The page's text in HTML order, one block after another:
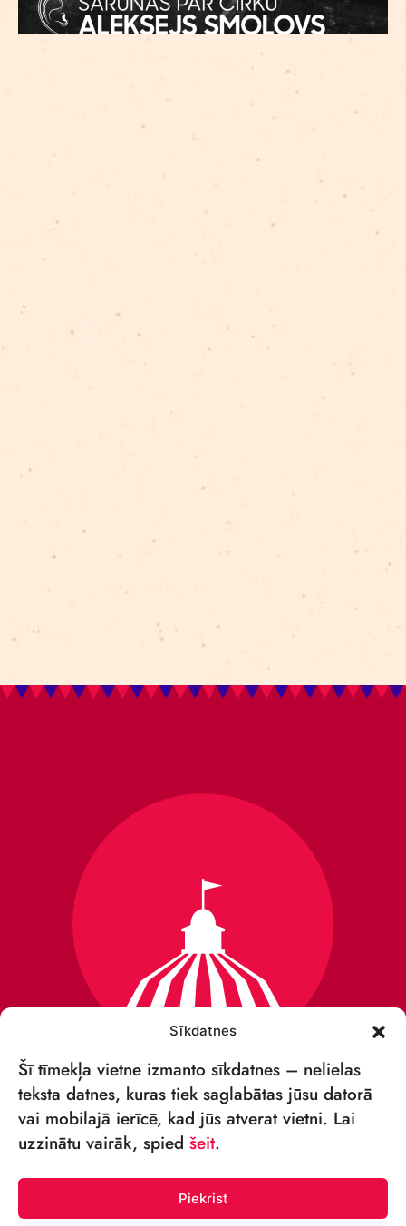
Sīkdatnes
Šī tīmekļa vietne izmanto sīkdatnes – nelielas
teksta datnes, kuras tiek saglabātas jūsu datorā
vai mobilajā ierīcē, kad jūs atverat vietni. Lai
uzzinātu vairāk, spied šeit.
Piekrist
VSIA „RĪGAS CIRKS”
Merķeļa iela 4,
Rīga, LV-1050, Latvija
Reģ. Nr.: 40003027789